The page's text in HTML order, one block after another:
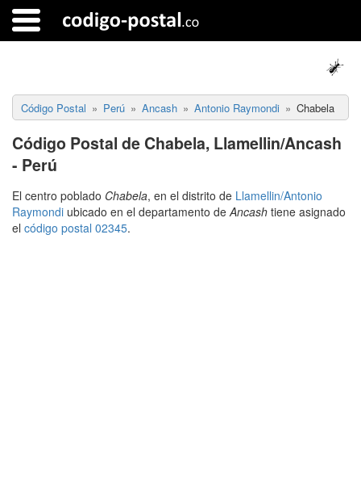
Código Postal Perú Ancash Antonio Raymondi Chabela
Código Postal de Chabela, Llamellin/Ancash
- Perú
El centro poblado Chabela, en el distrito de Llamellin/Antonio
Raymondi ubicado en el departamento de Ancash tiene asignado
el código postal 02345.